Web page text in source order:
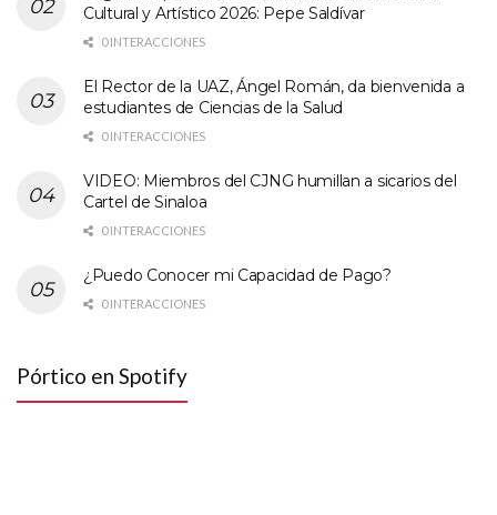
Cultural y Artístico 2026: Pepe Saldívar
0 INTERACCIONES
El Rector de la UAZ, Ángel Román, da bienvenida a
estudiantes de Ciencias de la Salud
0 INTERACCIONES
VIDEO: Miembros del CJNG humillan a sicarios del
Cartel de Sinaloa
0 INTERACCIONES
¿Puedo Conocer mi Capacidad de Pago?
0 INTERACCIONES
Pórtico en Spotify